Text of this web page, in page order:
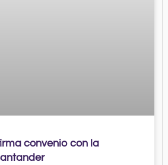
convenio con la